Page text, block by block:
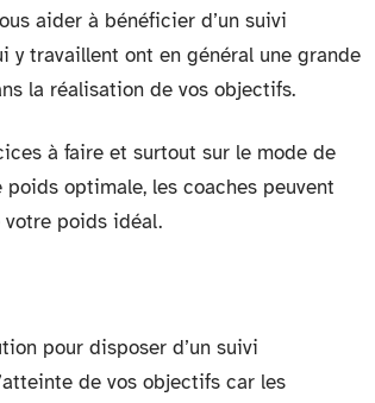
aider à bénéficier d’un suivi
y travaillent ont en général une grande
la réalisation de vos objectifs.
à faire et surtout sur le mode de
optimale, les coaches peuvent
votre poids idéal.
pour disposer d’un suivi
de vos objectifs car les